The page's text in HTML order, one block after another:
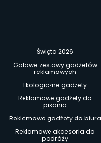
Święta 2026
Gotowe zestawy gadżetów
reklamowych
Ekologiczne gadżety
Reklamowe gadżety do
pisania
Reklamowe gadżety do biura
Reklamowe akcesoria do
podróży